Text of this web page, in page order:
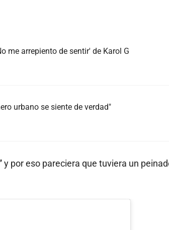
me arrepiento de sentir' de Karol G
urbano se siente de verdad"
y por eso pareciera que tuviera un